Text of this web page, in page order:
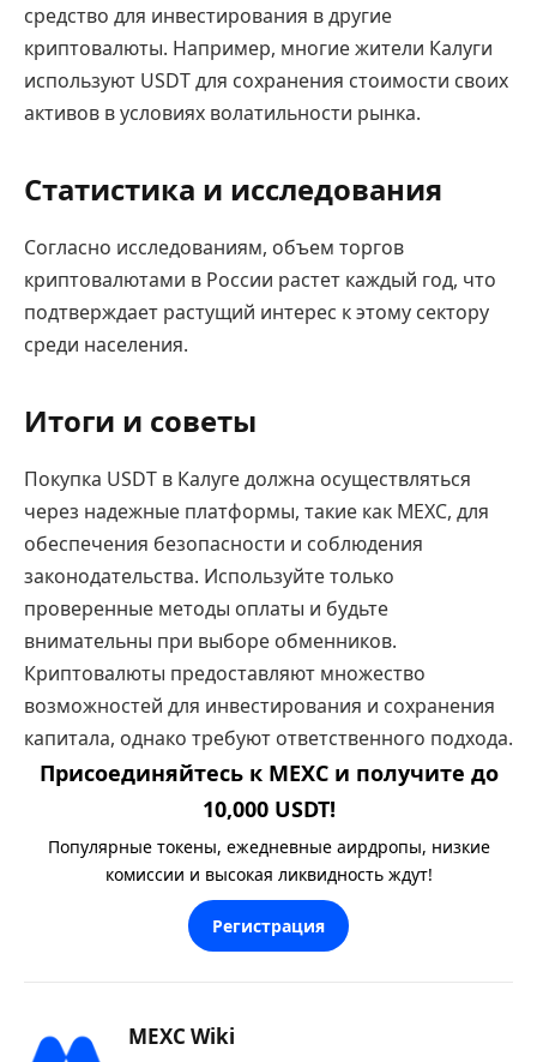
средство для инвестирования в другие
криптовалюты. Например, многие жители Калуги
используют USDT для сохранения стоимости своих
активов в условиях волатильности рынка.
Статистика и исследования
Согласно исследованиям, объем торгов
криптовалютами в России растет каждый год, что
подтверждает растущий интерес к этому сектору
среди населения.
Итоги и советы
Покупка USDT в Калуге должна осуществляться
через надежные платформы, такие как MEXC, для
обеспечения безопасности и соблюдения
законодательства. Используйте только
проверенные методы оплаты и будьте
внимательны при выборе обменников.
Криптовалюты предоставляют множество
возможностей для инвестирования и сохранения
капитала, однако требуют ответственного подхода.
Присоединяйтесь к MEXC и получите до
10,000 USDT!
Популярные токены, ежедневные аирдропы, низкие
комиссии и высокая ликвидность ждут!
Регистрация
MEXC Wiki